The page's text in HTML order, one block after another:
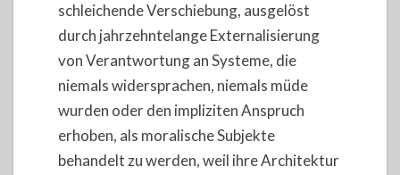
schleichende Verschiebung, ausgelöst
durch jahrzehntelange Externalisierung
von Verantwortung an Systeme, die
niemals widersprachen, niemals müde
wurden oder den impliziten Anspruch
erhoben, als moralische Subjekte
behandelt zu werden, weil ihre Architektur